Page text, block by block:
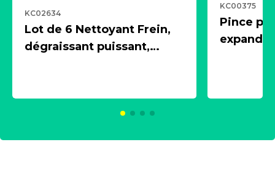
KC02634
Lot de 6 Nettoyant Frein,
dégraissant puissant,
KC00375
Pince